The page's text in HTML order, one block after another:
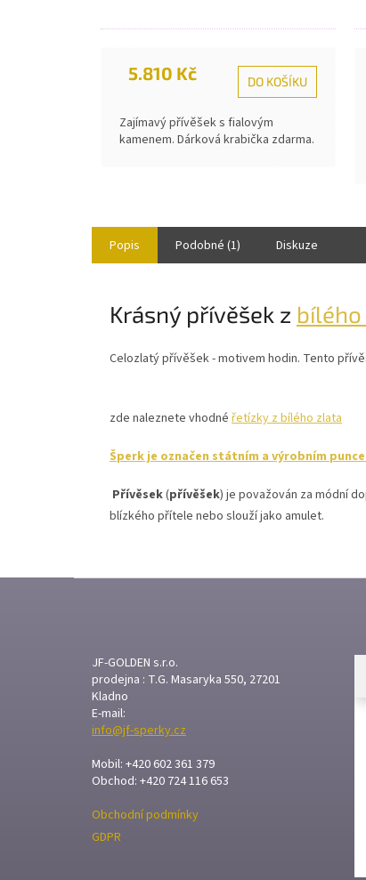
5.810 Kč DO KOŠÍKU
Zajímavý přívěšek s fialovým
kamenem. Dárková krabička zdarma.
Popis Podobné (1) Diskuze
Krásný přívěšek z
Celozlatý přívěšek - motivem hodin. Tento
zde naleznete vhodné řetízky z bílého zlata
Šperk je označen státním a výrobním
Přívěsek(přívěšek) je považován za módní
blízkého přítele nebo slouží jako amulet.
JF-GOLDEN s.r.o.
prodejna : T.G. Masaryka 550, 27201
Kladno
E-mail:
info@jf-sperky.cz
Mobil: +420 602 361 379
Obchod: +420 724 116 653
Obchodní podmínky
GDPR